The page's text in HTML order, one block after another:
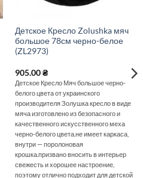
Детское Кресло Zolushka мяч
большое 78см черно-белое
(ZL2973)
905.00₴
Детское Кресло Мяч большое черно-
белого цвета от украинского
производителя Золушка кресло в виде
мяча изготовлено из безопасного и
качественного искусственного меха
черно-белого цвета.не имеет каркаса,
внутри — поролоновая
крошка.призвано вносить в интерьер
свежесть и хорошее настроение,
поэтому отлично подходит для детской